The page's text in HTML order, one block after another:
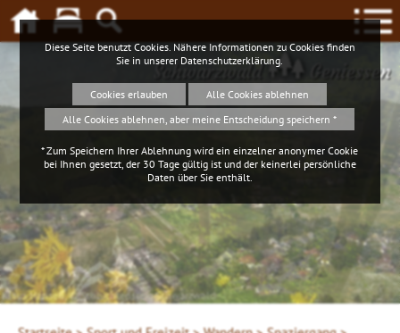
Schwarzwald Geniessen
Klaus Hansen, © Schluchtensteig Schwarzwald
Diese Seite benutzt Cookies. Nähere Informationen zu Cookies finden
Sie in unserer Datenschutzerklärung
Cookies erlauben
Alle Cookies ablehnen
Alle Cookies ablehnen, aber meine Entscheidung speichern *
* Zum Speichern Ihrer Ablehnung wird ein einzelner anonymer Cookie
bei Ihnen gesetzt, der 30 Tage gültig ist und der keinerlei persönliche
Daten über Sie enthält.